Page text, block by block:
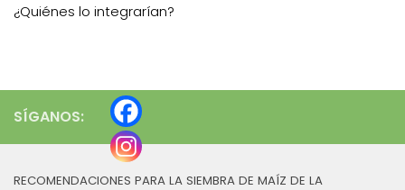
¿Quiénes lo integrarían?
SÍGANOS:
RECOMENDACIONES PARA LA SIEMBRA DE MAÍZ DE LA